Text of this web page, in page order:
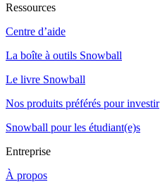
Ressources
Centre d’aide
La boîte à outils Snowball
Le livre Snowball
Nos produits préférés pour investir
Snowball pour les étudiant(e)s
Entreprise
À propos